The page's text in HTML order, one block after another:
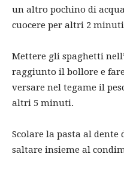
un altro pochino di
cuocere per altri 2
Mettere gli spaghetti
raggiunto il bollore e
versare nel tegame il
altri 5 minuti.
Scolare la pasta al
saltare insieme al